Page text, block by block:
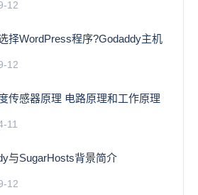
12
择WordPress程序?Godaddy主机
12
传感器原理 电路原理和工作原理
11
与SugarHosts背景简介
12